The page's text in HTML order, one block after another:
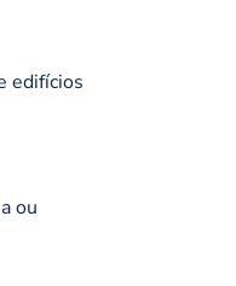
edifícios
ou